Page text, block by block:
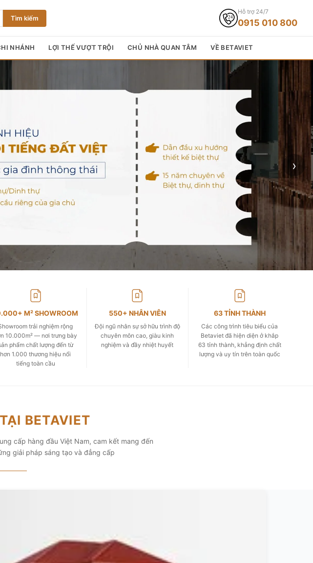
Tìm kiếm
Hỗ trợ 24/7
0915 010 800
NHÁNH LỢI THẾ VƯỢT TRỘI CHỦ NHÀ QUAN TÂM VỀ BETAVIET
›
M² SHOWROOM
trải nghiệm rộng
10.000m² — nơi trưng bày
phẩm chất lượng đến từ
hơn 1.000 thương hiệu nổi
tiếng toàn cầu
550+ NHÂN VIÊN
Đội ngũ nhân sự sở hữu trình độ
chuyên môn cao, giàu kinh
nghiệm và đầy nhiệt huyết
63 TỈNH THÀNH
Các công trình tiêu biểu của
Betaviet đã hiện diện ở khắp
63 tỉnh thành, khẳng định chất
lượng và uy tín trên toàn quốc
BETAVIET
cấp hàng đầu Việt Nam, cam kết mang đến
giải pháp sáng tạo và đẳng cấp